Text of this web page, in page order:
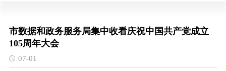
市数据和政务服务局集中收看庆祝中国共产党成立
105周年大会
07-01